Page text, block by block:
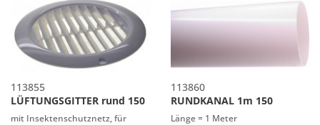
113855
LÜFTUNGSGITTER rund 150
mit Insektenschutznetz, für
113860
RUNDKANAL 1m 150
Länge = 1 Meter